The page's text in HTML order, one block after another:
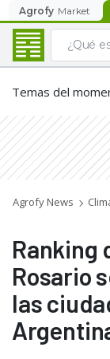
Agrofy Market
Temas del
Agrofy News
Ranking
Rosario
las